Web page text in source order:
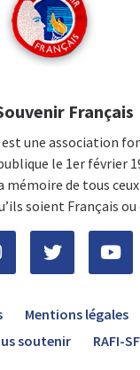
Français
une association
le 1er février
de tous
soient Français
Mentions légales
soutenir RAFI-SF